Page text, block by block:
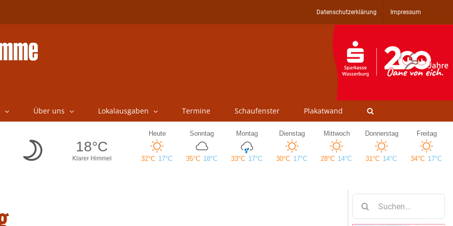
Datenschutzerklärung Impressum
Über uns Lokalausgaben Termine Schaufenster Plakatwand
nach: